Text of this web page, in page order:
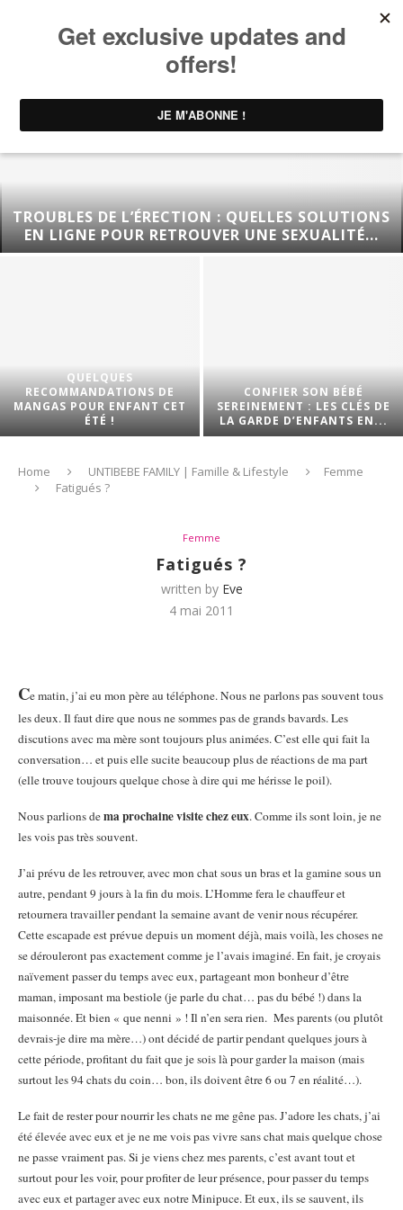
TROUBLES DE L’ÉRECTION : QUELLES SOLUTIONS
EN LIGNE POUR RETROUVER UNE SEXUALITÉ...
QUELQUES
RECOMMANDATIONS DE
MANGAS POUR ENFANT CET
ÉTÉ !
CONFIER SON BÉBÉ
SEREINEMENT : LES CLÉS DE
LA GARDE D’ENFANTS EN...
Home UNTIBEBE FAMILY | Famille & Lifestyle
Femme
Fatigués ?
Femme
Fatigués ?
written by Eve
4 mai 2011
Ce matin, j’ai eu mon père au téléphone. Nous ne parlons pas souvent tous
les deux. Il faut dire que nous ne sommes pas de grands bavards. Les
discutions avec ma mère sont toujours plus animées. C’est elle qui fait la
conversation… et puis elle sucite beaucoup plus de réactions de ma part
(elle trouve toujours quelque chose à dire qui me hérisse le poil).
Nous parlions dema prochaine visite chez eux. Comme ils sont loin, je ne
les vois pas très souvent.
J’ai prévu de les retrouver, avec mon chat sous un bras et la gamine sous un
autre, pendant 9 jours à la fin du mois. L’Homme fera le chauffeur et
retournera travailler pendant la semaine avant de venir nous récupérer.
Cette escapade est prévue depuis un moment déjà, mais voilà, les choses ne
se dérouleront pas exactement comme je l’avais imaginé. En fait, je croyais
naïvement passer du temps avec eux, partageant mon bonheur d’être
maman, imposant ma bestiole (je parle du chat… pas du bébé !) dans la
maisonnée. Et bien « que nenni » ! Il n’en sera rien. Mes parents (ou plutôt
devrais-je dire ma mère…) ont décidé de partir pendant quelques jours à
cette période, profitant du fait que je sois là pour garder la maison (mais
surtout les 94 chats du coin… bon, ils doivent être 6 ou 7 en réalité…).
Le fait de rester pour nourrir les chats ne me gêne pas. J’adore les chats, j’ai
été élevée avec eux et je ne me vois pas vivre sans chat mais quelque chose
ne passe vraiment pas. Si je viens chez mes parents, c’est avant tout et
surtout pour les voir, pour profiter de leur présence, pour passer du temps
avec eux et partager avec eux notre Minipuce. Et eux, ils se sauvent, ils